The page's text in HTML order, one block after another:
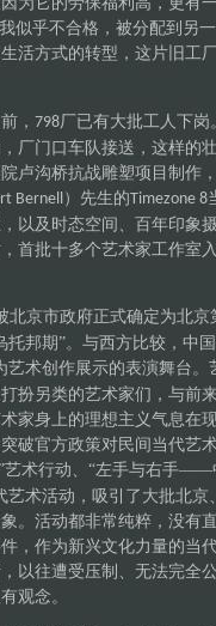
似乎不合格，被分配到另
活方式的转型，这片旧工
， 798厂已有大批工人下岗
厂门口车队接送，这样的
卢沟桥抗战雕塑项目制作
Bernell ）先生的Timezone 8
以及时态空间、百年印象
首批十多个艺术家工作室
北京市政府正式确定为北
托邦期”。与西方比较，中
艺术创作展示的表演舞台。
扮另类的艺术家们，与前
家身上的理想主义气息在
破官方政策对民间当代艺
艺术行动、“左手与右手——
艺术活动，吸引了大批北
。活动都非常纯粹，没有
，作为新兴文化力量的当
以往遭受压制、无法完全
观念。